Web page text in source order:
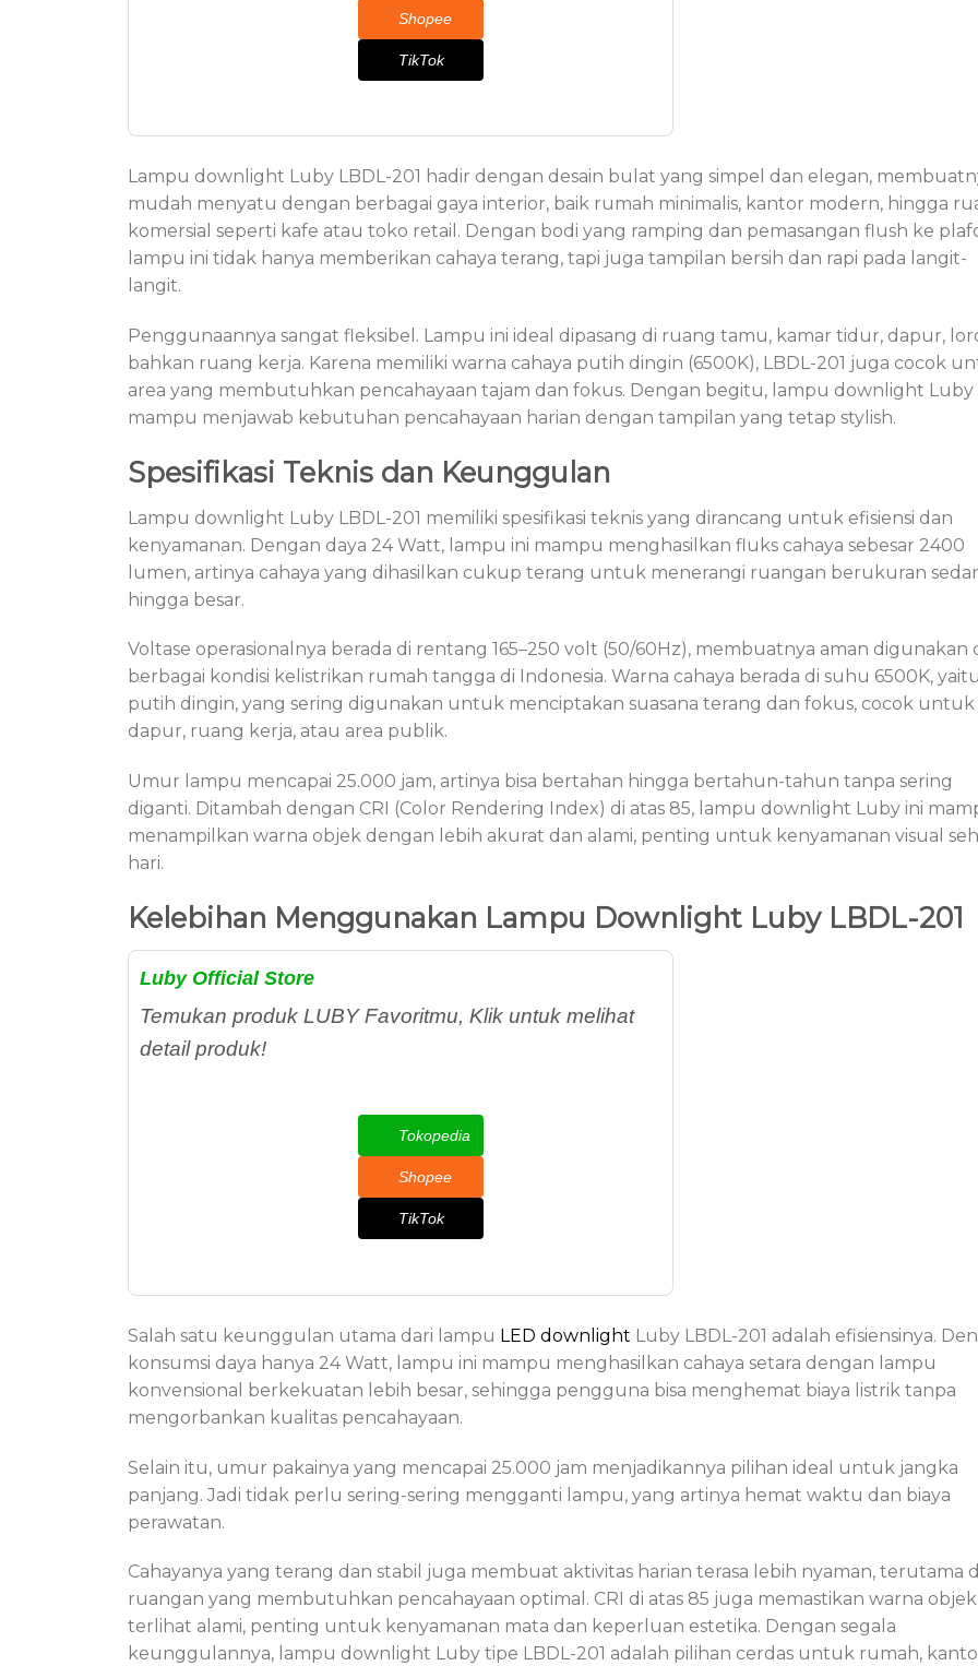
Shopee
TikTok
Lampu downlight Luby LBDL-201 hadir dengan desain bulat yang simpel dan elegan,
mudah menyatu dengan berbagai gaya interior, baik rumah minimalis, kantor modern, hingga
komersial seperti kafe atau toko retail. Dengan bodi yang ramping dan pemasangan flush ke
lampu ini tidak hanya memberikan cahaya terang, tapi juga tampilan bersih dan rapi pada langit-
langit.
Penggunaannya sangat fleksibel. Lampu ini ideal dipasang di ruang tamu, kamar tidur, dapur,
bahkan ruang kerja. Karena memiliki warna cahaya putih dingin (6500K), LBDL-201 juga cocok
area yang membutuhkan pencahayaan tajam dan fokus. Dengan begitu, lampu downlight Luby
mampu menjawab kebutuhan pencahayaan harian dengan tampilan yang tetap stylish.
Spesifikasi Teknis dan Keunggulan
Lampu downlight Luby LBDL-201 memiliki spesifikasi teknis yang dirancang untuk efisiensi dan
kenyamanan. Dengan daya 24 Watt, lampu ini mampu menghasilkan fluks cahaya sebesar 2400
lumen, artinya cahaya yang dihasilkan cukup terang untuk menerangi ruangan berukuran
hingga besar.
Voltase operasionalnya berada di rentang 165–250 volt (50/60Hz), membuatnya aman digunakan
berbagai kondisi kelistrikan rumah tangga di Indonesia. Warna cahaya berada di suhu 6500K,
putih dingin, yang sering digunakan untuk menciptakan suasana terang dan fokus, cocok untuk
dapur, ruang kerja, atau area publik.
Umur lampu mencapai 25.000 jam, artinya bisa bertahan hingga bertahun-tahun tanpa sering
diganti. Ditambah dengan CRI (Color Rendering Index) di atas 85, lampu downlight Luby ini
menampilkan warna objek dengan lebih akurat dan alami, penting untuk kenyamanan visual
hari.
Kelebihan Menggunakan Lampu Downlight Luby LBDL-201
Luby Official Store
Temukan produk LUBY Favoritmu, Klik untuk melihat
detail produk!
Tokopedia
Shopee
TikTok
Salah satu keunggulan utama dari lampu LED downlight Luby LBDL-201 adalah efisiensinya.
konsumsi daya hanya 24 Watt, lampu ini mampu menghasilkan cahaya setara dengan lampu
konvensional berkekuatan lebih besar, sehingga pengguna bisa menghemat biaya listrik tanpa
mengorbankan kualitas pencahayaan.
Selain itu, umur pakainya yang mencapai 25.000 jam menjadikannya pilihan ideal untuk jangka
panjang. Jadi tidak perlu sering-sering mengganti lampu, yang artinya hemat waktu dan biaya
perawatan.
Cahayanya yang terang dan stabil juga membuat aktivitas harian terasa lebih nyaman, terutama
ruangan yang membutuhkan pencahayaan optimal. CRI di atas 85 juga memastikan warna objek
terlihat alami, penting untuk kenyamanan mata dan keperluan estetika. Dengan segala
keunggulannya, lampu downlight Luby tipe LBDL-201 adalah pilihan cerdas untuk rumah,